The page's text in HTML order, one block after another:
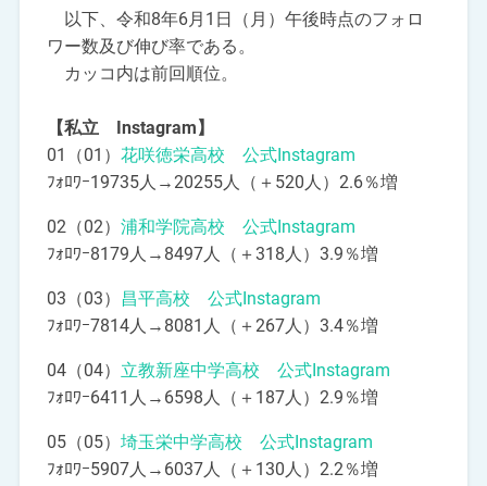
以下、令和8年6月1日（月）午後時点のフォロ
ワー数及び伸び率である。
カッコ内は前回順位。
【私立 Instagram】
01（01） 花咲徳栄高校 公式Instagram
ﾌｫﾛﾜｰ19735人→20255人（＋520人）2.6％増
02（02） 浦和学院高校 公式Instagram
ﾌｫﾛﾜｰ8179人→8497人（＋318人）3.9％増
03（03）
昌平高校 公式Instagram
ﾌｫﾛﾜｰ7814人→8081人（＋267人）3.4％増
04（04） 立教新座中学高校 公式Instagram
ﾌｫﾛﾜｰ6411人→6598人（＋187人）2.9％増
05（05） 埼玉栄中学高校 公式Instagram
ﾌｫﾛﾜｰ5907人→6037人（＋130人）2.2％増